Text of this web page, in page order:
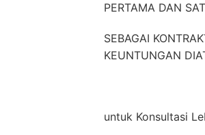
PERTAMA DAN
SEBAGAI
KEUNTUNGAN
untuk Konsultasi